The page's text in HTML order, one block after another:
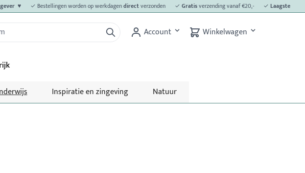
♥ ✓ Bestellingen worden op werkdagendirectverzonden Gratisverzending vanaf €20,- Laagste prijs
Account Winkelwagen
Inspiratie en zingeving Natuur